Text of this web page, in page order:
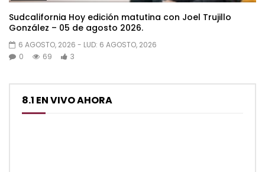
Sudcalifornia Hoy edición matutina con Joel Trujillo
González – 05 de agosto 2026.
6 AGOSTO, 2026 - LUD: 6 AGOSTO, 2026
0
69 3
8.1 EN VIVO AHORA